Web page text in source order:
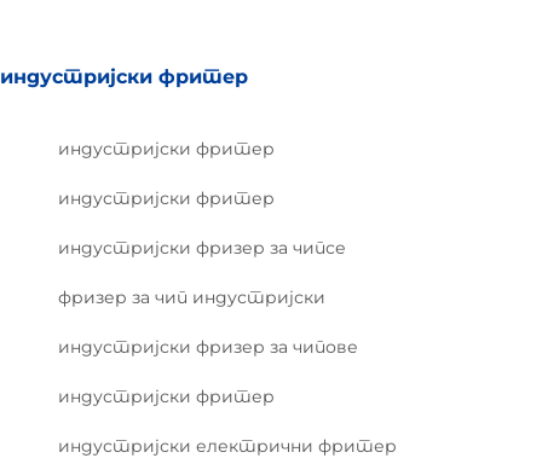
индустријски фритер
индустријски фритер
индустријски фритер
индустријски фризер за чипсе
фризер за чип индустријски
индустријски фризер за чипове
индустријски фритер
индустријски електрични фритер